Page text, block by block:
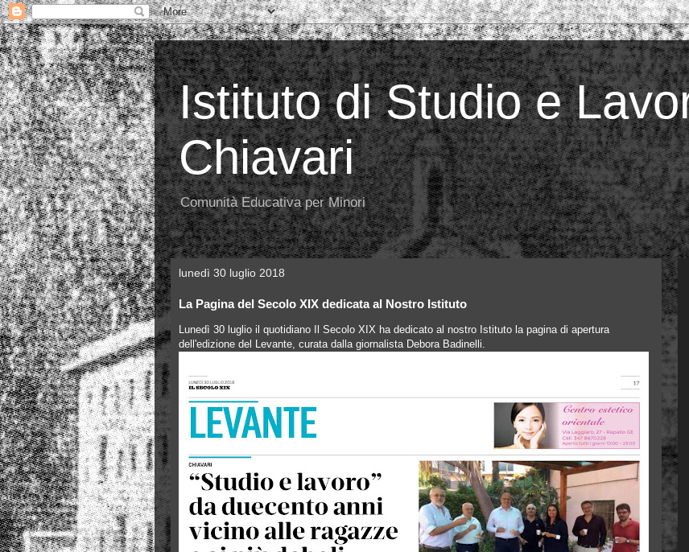
Istituto di Studio e
Chiavari
Comunità Educativa per Minori
lunedì 30 luglio 2018
La Pagina del Secolo XIX dedicata al Nostro Istituto
Lunedì 30 luglio il quotidiano Il Secolo XIX ha dedicato al nostro Istituto la pagina di apertura
dell'edizione del Levante, curata dalla giornalista Debora Badinelli.